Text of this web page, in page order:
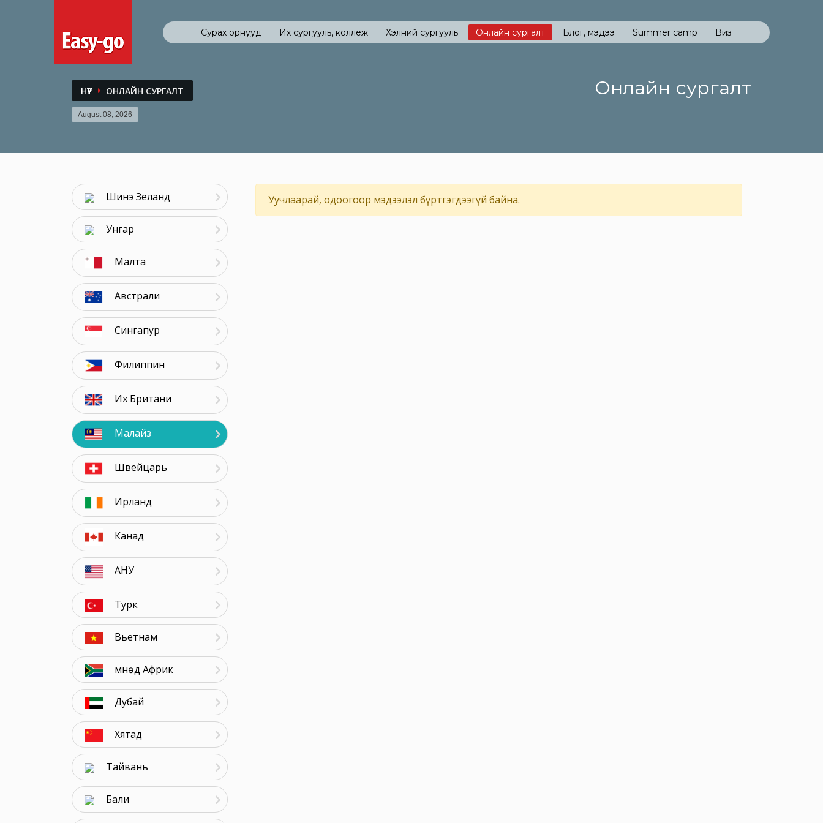
Сурах орнууд Их сургууль, коллеж Хэлний сургууль Онлайн сургалт Блог, мэдээ Summer camp Виз
НҮҮР ОНЛАЙН СУРГАЛТ
August 08, 2026
Онлайн сургалт
Уучлаарай, одоогоор мэдээлэл бүртгэгдээгүй байна.
Шинэ Зеланд
Унгар
Малта
Австрали
Сингапур
Филиппин
Их Британи
Малайз
Швейцарь
Ирланд
Канад
АНУ
Турк
Вьетнам
Өмнөд Африк
Дубай
Хятад
Тайвань
Бали